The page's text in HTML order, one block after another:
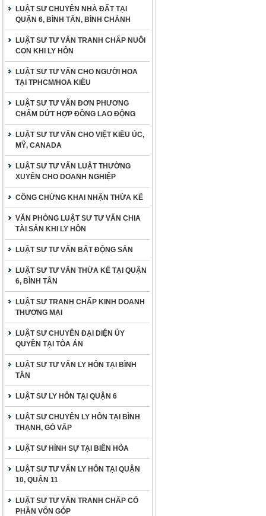
LUẬT SƯ CHUYÊN NHÀ ĐẤT TẠI
QUẬN 6, BÌNH TÂN, BÌNH CHÁNH
LUẬT SƯ TƯ VẤN TRANH CHẤP NUÔI
CON KHI LY HÔN
LUẬT SƯ TƯ VẤN CHO NGƯỜI HOA
TẠI TPHCM/HOA KIỀU
LUẬT SƯ TƯ VẤN ĐƠN PHƯƠNG
CHẤM DỨT HỢP ĐỒNG LAO ĐỘNG
LUẬT SƯ TƯ VẤN CHO VIỆT KIỀU ÚC,
MỸ, CANADA
LUẬT SƯ TƯ VẤN LUẬT THƯỜNG
XUYÊN CHO DOANH NGHIỆP
CÔNG CHỨNG KHAI NHẬN THỪA KẾ
VĂN PHÒNG LUẬT SƯ TƯ VẤN CHIA
TÀI SẢN KHI LY HÔN
LUẬT SƯ TƯ VẤN BẤT ĐỘNG SẢN
LUẬT SƯ TƯ VẤN THỪA KẾ TẠI QUẬN
6, BÌNH TÂN
LUẬT SƯ TRANH CHẤP KINH DOANH
THƯƠNG MẠI
LUẬT SƯ CHUYÊN ĐẠI DIỆN ỦY
QUYỀN TẠI TÒA ÁN
LUẬT SƯ TƯ VẤN LY HÔN TẠI BÌNH
TÂN
LUẬT SƯ LY HÔN TẠI QUẬN 6
LUẬT SƯ CHUYÊN LY HÔN TẠI BÌNH
THẠNH, GÒ VẤP
LUẬT SƯ HÌNH SỰ TẠI BIÊN HÒA
LUẬT SƯ TƯ VẤN LY HÔN TẠI QUẬN
10, QUẬN 11
LUẬT SƯ TƯ VẤN TRANH CHẤP CỐ
PHẦN VỐN GÓP